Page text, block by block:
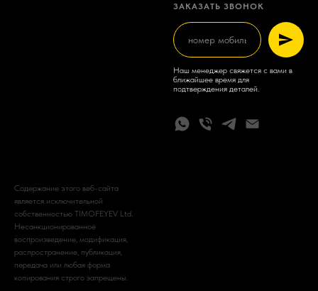
ЗАКАЗАТЬ ЗВОНОК
Наш менеджер свяжется с вами в
ближайшее время для
подтверждения деталей.
Содержание этого веб-сайта
является исключительной
собственностью TIMOFEYEV Ltd.
Несанкционированное
воспроизведение, модификация,
распространение, публикация,
передача или любая форма
копирования строго запрещены.